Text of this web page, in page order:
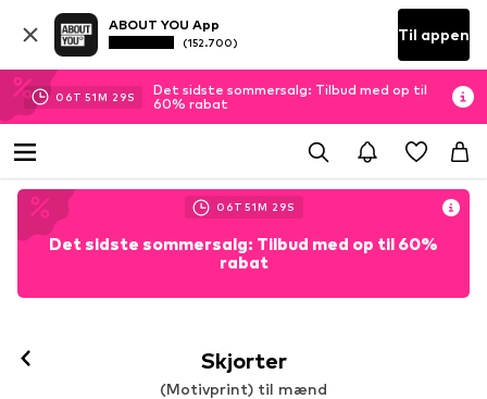
ABOUT YOU App
(152.700) Til appen
06T 51M 26S
Det sidste sommersalg: Tilbud med op til
60% rabat
06T 51M 26S
Det sidste sommersalg: Tilbud med op til 60%
rabat
Skjorter
(Motivprint) til mænd